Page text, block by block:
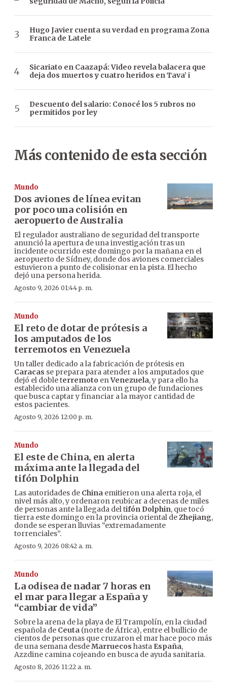
Hugo Javier cuenta su verdad en programa Zona
Franca de Latele
Sicariato en Caazapá: Video revela balacera que
deja dos muertos y cuatro heridos en Tava’ i
Descuento del salario: Conocé los 5 rubros no
permitidos por ley
Más contenido de esta sección
Mundo
Dos aviones de línea evitan
por poco una colisión en
aeropuerto de Australia
El regulador australiano de seguridad del transporte
anunció la apertura de una investigación tras un
incidente ocurrido este domingo por la mañana en el
aeropuerto de Sídney, donde dos aviones comerciales
estuvieron a punto de colisionar en la pista. El hecho
dejó una persona herida.
Agosto 9, 2026 01:44 p. m.
Mundo
El reto de dotar de prótesis a
los amputados de los
terremotos en Venezuela
Un taller dedicado a la fabricación de prótesis en
Caracas se prepara para atender a los amputados que
dejó el doble terremoto enVenezuela, y para ello ha
establecido una alianza con un grupo de fundaciones
que busca captar y financiar a la mayor cantidad de
estos pacientes.
Agosto 9, 2026 12:00 p. m.
Mundo
El este de China, en alerta
máxima ante la llegada del
tifón Dolphin
Las autoridades de China emitieron una alerta roja, el
nivel más alto, y ordenaron reubicar a decenas de miles
de personas ante la llegada del tifón Dolphin, que tocó
tierra este domingo en la provincia oriental deZhejiang,
donde se esperan lluvias “extremadamente
torrenciales”.
Agosto 9, 2026 08:42 a. m.
Mundo
La odisea de nadar 7 horas en
el mar para llegar a España y
“cambiar de vida”
Sobre la arena de la playa de El Trampolín, en la ciudad
española de Ceuta (norte de África), entre el bullicio de
cientos de personas que cruzaron el mar hace poco más
de una semana desdeMarruecos hasta España,
Azzdine camina cojeando en busca de ayuda sanitaria.
Agosto 8, 2026 11:22 a. m.